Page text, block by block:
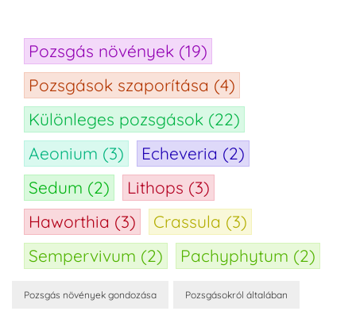
Pozsgás növények (19)
Pozsgások szaporítása (4)
Különleges pozsgások (22)
Aeonium (3) Echeveria (2)
Sedum (2) Lithops (3)
Haworthia (3) Crassula (3)
Sempervivum (2) Pachyphytum (2)
Pozsgás növények gondozása Pozsgásokról általában